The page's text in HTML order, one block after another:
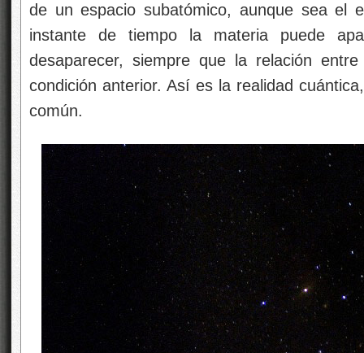
de un espacio subatómico, aunque sea el
instante de tiempo la materia puede
desaparecer, siempre que la relación
condición anterior. Así es la realidad
común.